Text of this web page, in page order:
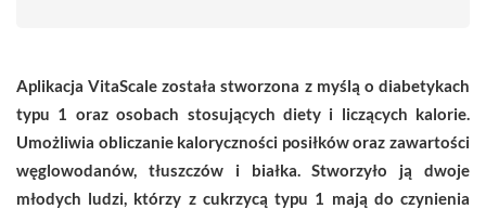
Aplikacja VitaScale została stworzona z myślą o diabetykach
typu 1 oraz osobach stosujących diety i liczących kalorie.
Umożliwia obliczanie kaloryczności posiłków oraz zawartości
węglowodanów, tłuszczów i białka. Stworzyło ją dwoje
młodych ludzi, którzy z cukrzycą typu 1 mają do czynienia